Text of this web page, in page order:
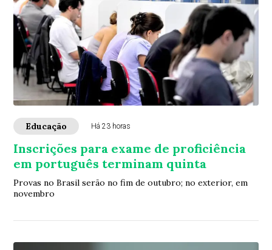
Educação Há 23 horas
Inscrições para exame de proficiência
em português terminam quinta
Provas no Brasil serão no fim de outubro; no exterior, em
novembro